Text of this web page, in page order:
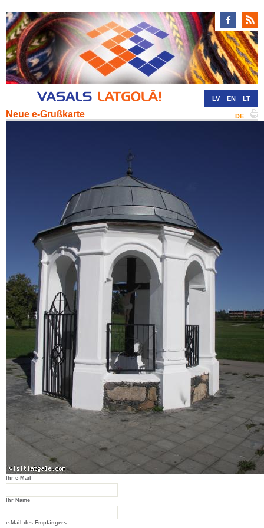
LV EN LT
DE
Neue e-Grußkarte
Ihr e-Mail
Ihr Name
e-Mail des Empfängers